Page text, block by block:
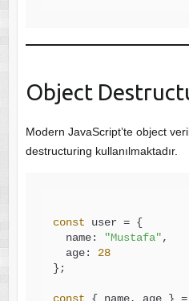
Object
Modern JavaScript’te object
destructuring kullanılmaktadır.
const user = {
  name:
"Mustafa",
  age:
28
};